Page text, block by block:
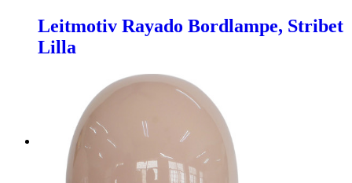
Leitmotiv Rayado Bordlampe, Stribet
Lilla